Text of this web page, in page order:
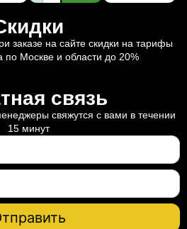
заказе на сайте скидки на тарифы
по Москве и области до 20%
связь
свяжутся с вами в течении
15 минут